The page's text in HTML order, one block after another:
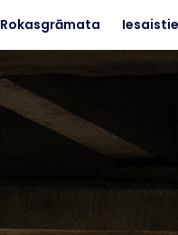
Rokasgrāmata